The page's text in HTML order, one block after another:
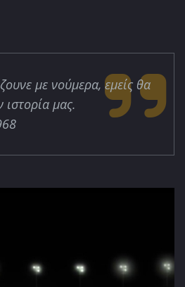
με νούμερα, εμείς θα
ιστορία μας.